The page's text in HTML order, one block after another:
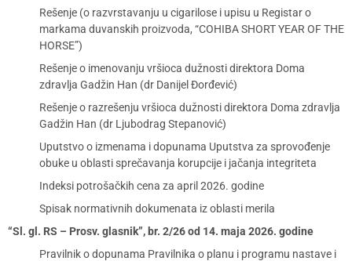
Rešenje (o razvrstavanju u cigarilose i upisu u Registar o
markama duvanskih proizvoda, “COHIBA SHORT YEAR OF THE
HORSE”)
Rešenje o imenovanju vršioca dužnosti direktora Doma
zdravlja Gadžin Han (dr Danijel Đorđević)
Rešenje o razrešenju vršioca dužnosti direktora Doma zdravlja
Gadžin Han (dr Ljubodrag Stepanović)
Uputstvo o izmenama i dopunama Uputstva za sprovođenje
obuke u oblasti sprečavanja korupcije i jačanja integriteta
Indeksi potrošačkih cena za april 2026. godine
Spisak normativnih dokumenata iz oblasti merila
“Sl. gl. RS – Prosv. glasnik”, br. 2/26 od 14. maja 2026. godine
Pravilnik o dopunama Pravilnika o planu i programu nastave i